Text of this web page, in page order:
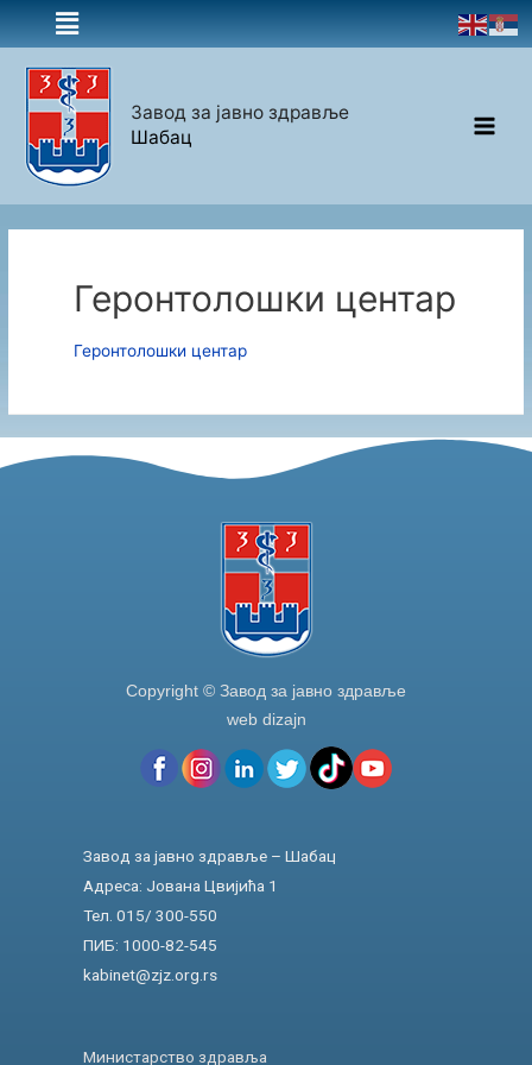
Завод за јавно здравље
Шабац
Геронтолошки центар
Геронтолошки центар
Copyright © Завод за јавно здравље
web dizajn
Завод за јавно здравље – Шабац
Адреса: Јована Цвијића 1
Тел. 015/ 300-550
ПИБ: 1000-82-545
kabinet@zjz.org.rs
Министарство здравља